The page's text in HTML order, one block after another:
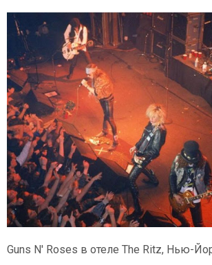
Guns N' Roses в отеле The Ritz, Нью-